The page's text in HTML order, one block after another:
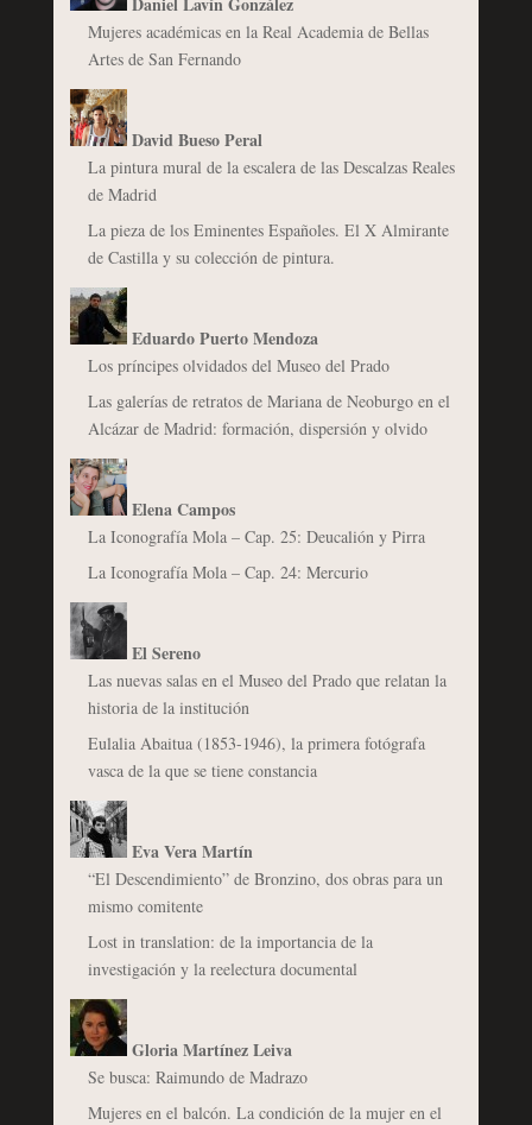
Mujeres académicas en la Real Academia de Bellas
Artes de San Fernando
David Bueso Peral
La pintura mural de la escalera de las Descalzas Reales
de Madrid
La pieza de los Eminentes Españoles. El X Almirante
de Castilla y su colección de pintura.
Eduardo Puerto Mendoza
Los príncipes olvidados del Museo del Prado
Las galerías de retratos de Mariana de Neoburgo en el
Alcázar de Madrid: formación, dispersión y olvido
Elena Campos
La Iconografía Mola – Cap. 25: Deucalión y Pirra
La Iconografía Mola – Cap. 24: Mercurio
El Sereno
Las nuevas salas en el Museo del Prado que relatan la
historia de la institución
Eulalia Abaitua (1853-1946), la primera fotógrafa
vasca de la que se tiene constancia
Eva Vera Martín
“El Descendimiento” de Bronzino, dos obras para un
mismo comitente
Lost in translation: de la importancia de la
investigación y la reelectura documental
Gloria Martínez Leiva
Se busca: Raimundo de Madrazo
Mujeres en el balcón. La condición de la mujer en el